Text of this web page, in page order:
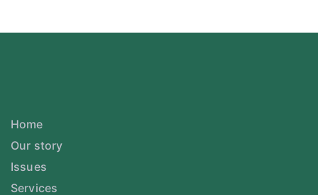
Home
Our story
Issues
Services